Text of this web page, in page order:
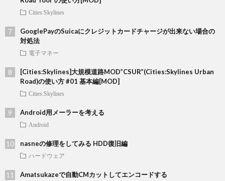
Cities:Skylines
GooglePayのSuicaにクレジットカードチャージが出来ない場合の
対処法
電子マネー
[Cities:Skylines]大規模道路MOD”CSUR”(Cities:Skylines Urban
Road)の使い方 #01 基本編[MOD]
Cities:Skylines
Android用メーラーを考える
Android
nasneの修理をしてみる HDD復旧編
ハードウェア
Amatsukazeで自動CMカットしてエンコードする